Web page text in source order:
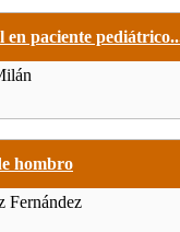
en paciente
hombro
Fernández